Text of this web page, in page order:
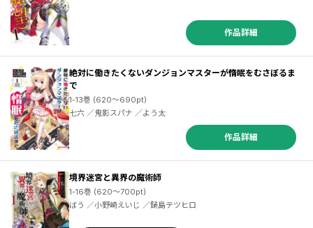
作品詳細
絶対に働きたくないダンジョンマスターが惰眠をむさぼるま
で
1-13巻 (620～690pt)
七六 ／鬼影スパナ ／よう太
作品詳細
境界迷宮と異界の魔術師
1-16巻 (620～700pt)
ばう ／小野崎えいじ ／鍋島テツヒロ